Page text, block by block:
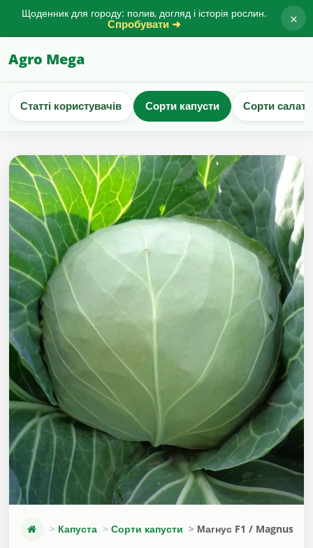
Щоденник для городу: полив, догляд і історія рослин.
Спробувати ➜ ×
Agro Mega
Статті користувачів Сорти капусти Сорти салату
Капуста Сорти капусти Магнус F1 / Magnus F1